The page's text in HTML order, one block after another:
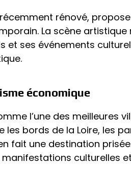
récemment rénové,
La scène
et ses événements
économique
l’une des meilleures
les bords de la Loire, les
fait une destination
culturelles